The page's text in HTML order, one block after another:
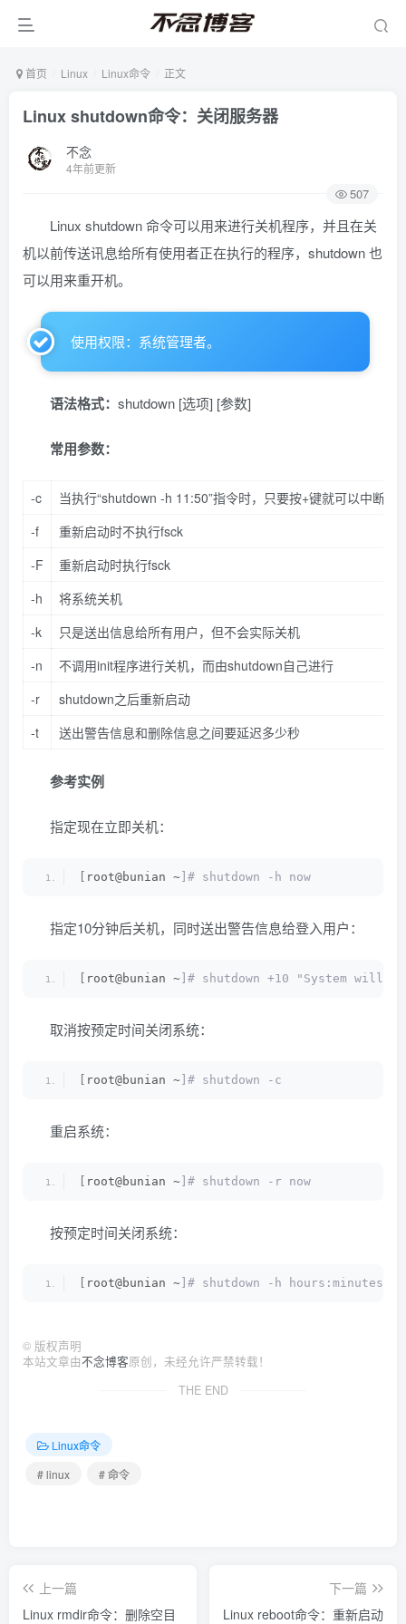
首页 Linux Linux命令 正文
Linux shutdown命令：关闭服务器
不念
4年前更新
507
Linux shutdown 命令可以用来进行关机程序，并且在关
机以前传送讯息给所有使用者正在执行的程序，shutdown 也
可以用来重开机。
使用权限：系统管理者。
语法格式： shutdown [选项] [参数]
常用参数：
-c
当执行“shutdown -h 11:50”指令时，只要按+键就可以中断关
-f
重新启动时不执行fsck
-F
重新启动时执行fsck
-h
将系统关机
-k
只是送出信息给所有用户，但不会实际关机
-n
不调用init程序进行关机，而由shutdown自己进行
-r
shutdown之后重新启动
-t
送出警告信息和删除信息之间要延迟多少秒
参考实例
指定现在立即关机：
root@bunian ~ ]# shutdown -h now
指定10分钟后关机，同时送出警告信息给登入用户：
root@bunian ~ ]# shutdown +10 "System will
取消按预定时间关闭系统：
root@bunian ~ ]# shutdown -c
重启系统：
root@bunian ~ ]# shutdown -r now
按预定时间关闭系统：
root@bunian ~ ]# shutdown -h hours:minutes
© 版权声明
本站文章由不念博客原创，未经允许严禁转载！
THE END
Linux命令
# linux
# 命令
上一篇
Linux rmdir命令：删除空目
下一篇
Linux reboot命令：重新启动